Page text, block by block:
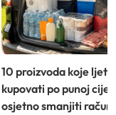
10 proizvoda koje ljeti
kupovati po punoj
osjetno smanjiti račun)